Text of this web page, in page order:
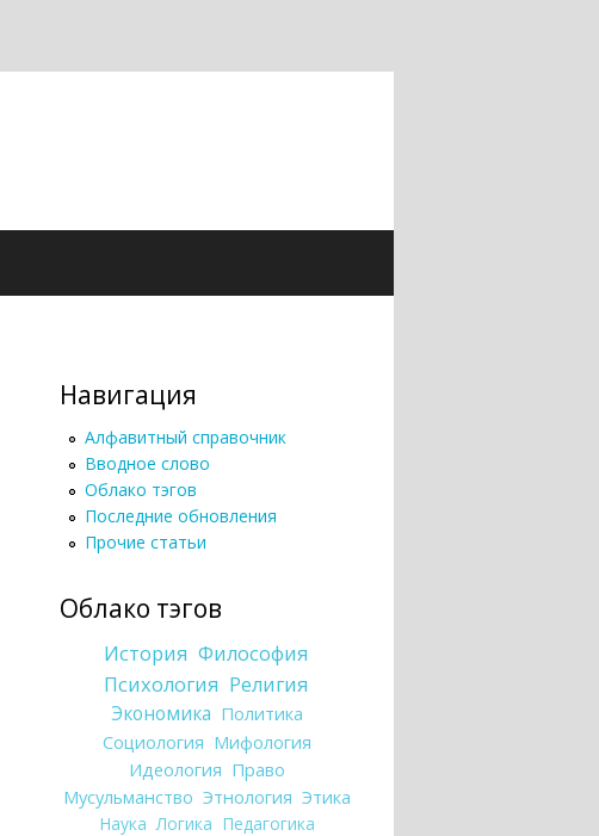
Навигация
Алфавитный справочник
Вводное слово
Облако тэгов
Последние обновления
Прочие статьи
Облако тэгов
История Философия
Психология Религия
Экономика Политика
Социология Мифология
Идеология Право
Мусульманство Этнология Этика
Наука Логика Педагогика